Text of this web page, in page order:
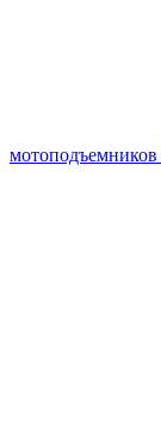
мотоподъемников